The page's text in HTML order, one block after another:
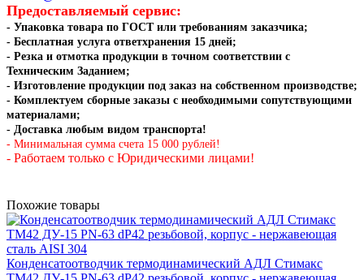
Предоставляемый сервис:
- Упаковка товара по ГОСТ или требованиям заказчика;
- Бесплатная услуга ответхранения 15 дней;
- Резка и отмотка продукции в точном соответствии с
Техническим Заданием;
- Изготовление продукции под заказ на собственном производстве;
- Комплектуем сборные заказы с необходимыми сопутствующими
материалами;
- Доставка любым видом транспорта!
- Минимальная сумма счета 15 000 рублей!
- Работаем только с Юридическими лицами!
Похожие товары
Конденсатоотводчик термодинамический АДЛ Стимакс